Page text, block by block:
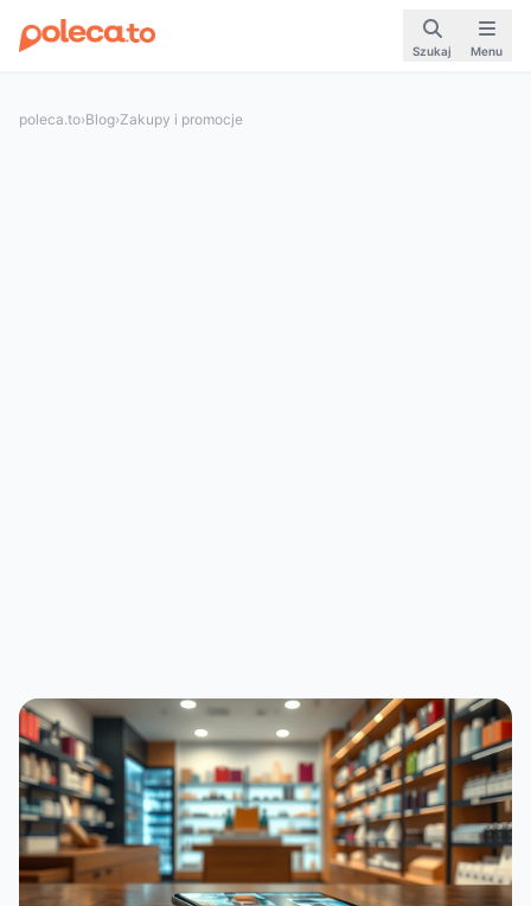
Szukaj Menu
poleca.to›Blog›Zakupy i promocje